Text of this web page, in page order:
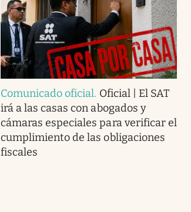
Comunicado oficial. Oficial | El SAT
irá a las casas con abogados y
cámaras especiales para verificar el
cumplimiento de las obligaciones
fiscales